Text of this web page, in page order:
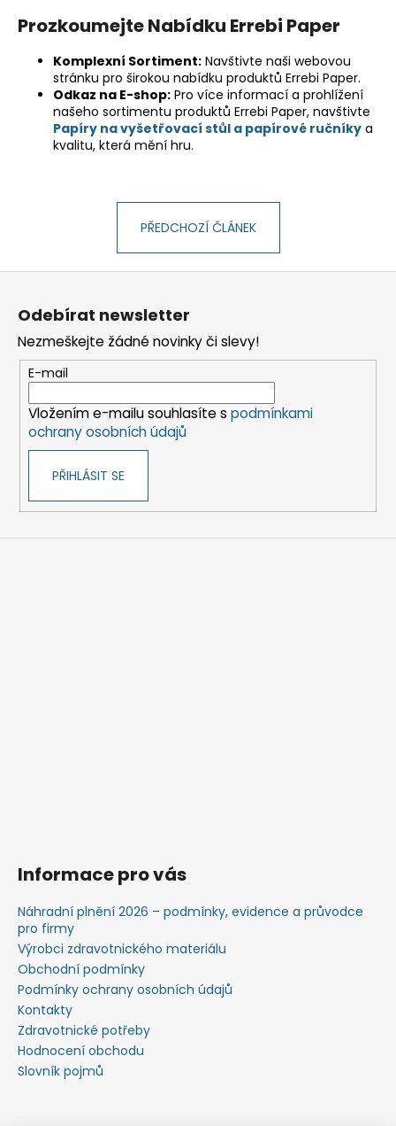
Prozkoumejte Nabídku Errebi Paper
Komplexní Sortiment: Navštivte naši webovou
stránku pro širokou nabídku produktů Errebi Paper.
Odkaz na E-shop: Pro více informací a prohlížení
našeho sortimentu produktů Errebi Paper, navštivte
Papíry na vyšetřovací stůl a papírové ručníky a
kvalitu, která mění hru.
PŘEDCHOZÍ ČLÁNEK
m
e
Odebírat newsletter
Nezmeškejte žádné novinky či slevy!
E-mail
Vložením e-mailu souhlasíte s podmínkami
ochrany osobních údajů
PŘIHLÁSIT SE
Informace pro vás
Náhradní plnění 2026 – podmínky, evidence a průvodce
pro firmy
Výrobci zdravotnického materiálu
Obchodní podmínky
Podmínky ochrany osobních údajů
Kontakty
Zdravotnické potřeby
Hodnocení obchodu
Slovník pojmů